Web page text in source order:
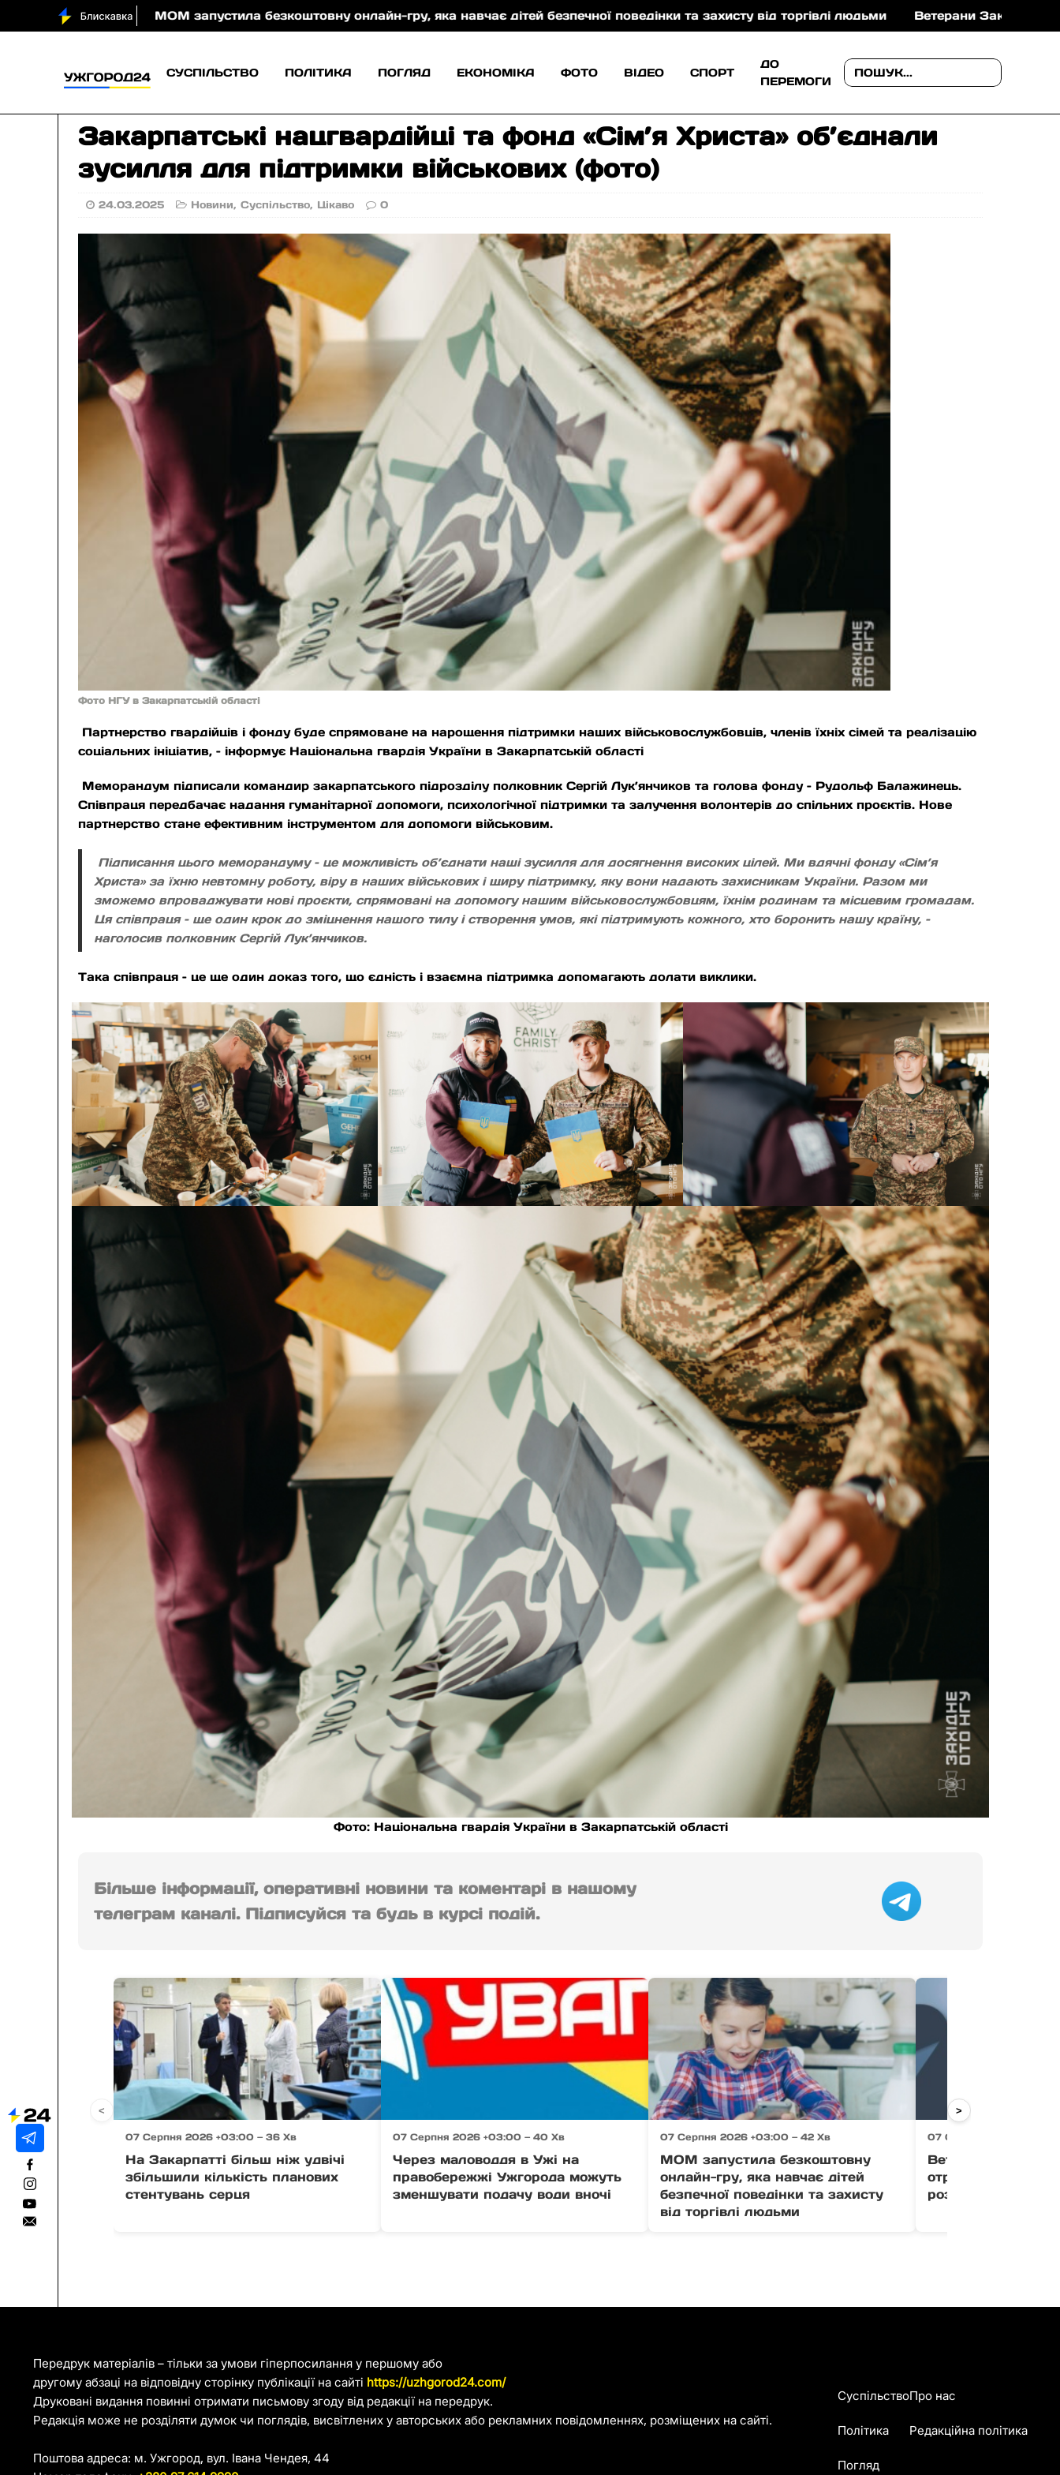
МОМ запустила безкоштовну онлайн-гру, яка навчає дітей безпечної поведінки та захисту від торгівлі людьми Ветерани Закарпаття можуть
СУСПІЛЬСТВО ПОЛІТИКА ПОГЛЯД ЕКОНОМІКА ФОТО ВІДЕО СПОРТ
ДО
ПЕРЕМОГИ
Закарпатські нацгвардійці та фонд «Сім’я Христа» об’єднали
зусилля для підтримки військових (фото)
24.03.2025 Новини,Суспільство, Цікаво 0
Фото НГУ в Закарпатській області
Партнерство гвардійців і фонду буде спрямоване на нарощення підтримки наших військовослужбовців, членів їхніх сімей та реалізацію
соціальних ініціатив, – інформує Національна гвардія України в Закарпатській області
Меморандум підписали командир закарпатського підрозділу полковник Сергій Лук’янчиков та голова фонду – Рудольф Балажинець.
Співпраця передбачає надання гуманітарної допомоги, психологічної підтримки та залучення волонтерів до спільних проєктів. Нове
партнерство стане ефективним інструментом для допомоги військовим.
Підписання цього меморандуму – це можливість об’єднати наші зусилля для досягнення високих цілей. Ми вдячні фонду «Сім’я
Христа» за їхню невтомну роботу, віру в наших військових і щиру підтримку, яку вони надають захисникам України. Разом ми
зможемо впроваджувати нові проєкти, спрямовані на допомогу нашим військовослужбовцям, їхнім родинам та місцевим громадам.
Ця співпраця – ще один крок до зміцнення нашого тилу і створення умов, які підтримують кожного, хто боронить нашу країну, –
наголосив полковник Сергій Лук’янчиков.
Така співпраця – це ще один доказ того, що єдність і взаємна підтримка допомагають долати виклики.
Фото: Національна гвардія України в Закарпатській області
Більше інформації, оперативні новини та коментарі в нашому
телеграм каналі. Підписуйся та будь в курсі подій.
07 Серпня 2026 +03:00 — 36 Хв
На Закарпатті більш ніж удвічі
збільшили кількість планових
стентувань серця
07 Серпня 2026 +03:00 — 40 Хв
Через маловоддя в Ужі на
правобережжі Ужгорода можуть
зменшувати подачу води вночі
07 Серпня 2026 +03:00 — 42 Хв
МОМ запустила безкоштовну
онлайн-гру, яка навчає дітей
безпечної поведінки та захисту
від торгівлі людьми
07 Серпня 2026 +03:00
Ветерани
отримати до 1 млн
розвиток бізнесу
< >
Передрук матеріалів – тільки за умови гіперпосилання у першому або
другому абзаці на відповідну сторінку публікації на сайті https://uzhgorod24.com/
Друковані видання повинні отримати письмову згоду від редакції на передрук.
Редакція може не розділяти думок чи поглядів, висвітлених у авторських або рекламних повідомленнях, розміщених на сайті.
Поштова адреса: м. Ужгород, вул. Івана Чендея, 44
Суспільство
Політика
Погляд
Про нас
Редакційна політика